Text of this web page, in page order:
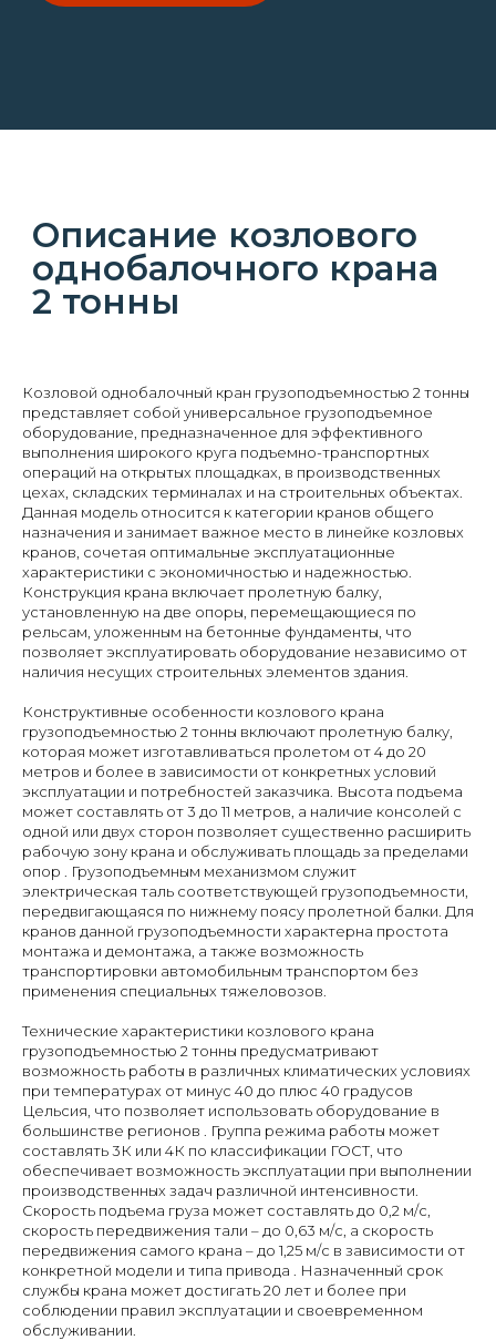
Козловой однобалочный кран грузоподъемностью 2 тонны
представляет собой универсальное грузоподъемное
оборудование, предназначенное для эффективного
выполнения широкого круга подъемно-транспортных
операций на открытых площадках, в производственных
цехах, складских терминалах и на строительных объектах.
Данная модель относится к категории кранов общего
назначения и занимает важное место в линейке козловых
кранов, сочетая оптимальные эксплуатационные
характеристики с экономичностью и надежностью.
Конструкция крана включает пролетную балку,
установленную на две опоры, перемещающиеся по
рельсам, уложенным на бетонные фундаменты, что
позволяет эксплуатировать оборудование независимо от
наличия несущих строительных элементов здания.
Конструктивные особенности козлового крана
грузоподъемностью 2 тонны включают пролетную балку,
которая может изготавливаться пролетом от 4 до 20
метров и более в зависимости от конкретных условий
эксплуатации и потребностей заказчика. Высота подъема
может составлять от 3 до 11 метров, а наличие консолей с
одной или двух сторон позволяет существенно расширить
рабочую зону крана и обслуживать площадь за пределами
опор . Грузоподъемным механизмом служит
электрическая таль соответствующей грузоподъемности,
передвигающаяся по нижнему поясу пролетной балки. Для
кранов данной грузоподъемности характерна простота
монтажа и демонтажа, а также возможность
транспортировки автомобильным транспортом без
применения специальных тяжеловозов.
Технические характеристики козлового крана
грузоподъемностью 2 тонны предусматривают
возможность работы в различных климатических условиях
при температурах от минус 40 до плюс 40 градусов
Цельсия, что позволяет использовать оборудование в
большинстве регионов . Группа режима работы может
составлять 3К или 4К по классификации ГОСТ, что
обеспечивает возможность эксплуатации при выполнении
производственных задач различной интенсивности.
Скорость подъема груза может составлять до 0,2 м/с,
скорость передвижения тали – до 0,63 м/с, а скорость
передвижения самого крана – до 1,25 м/с в зависимости от
конкретной модели и типа привода . Назначенный срок
службы крана может достигать 20 лет и более при
соблюдении правил эксплуатации и своевременном
обслуживании.
Пн-Пт, 09:00 - 18:00
< РАЗРАБОТКА САЙТА
Kodigy />